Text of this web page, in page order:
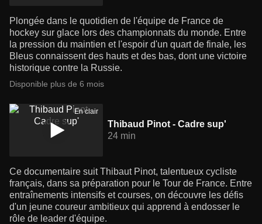
Plongée dans le quotidien de l'équipe de France de
hockey sur glace lors des championnats du monde. Entre
la pression du maintien et l'espoir d'un quart de finale, les
Bleus connaissent des hauts et des bas, dont une victoire
historique contre la Russie.
Disponible plus de 6 mois
En clair
Thibaud Pinot - Cadre sup'
24 min
Ce documentaire suit Thibaut Pinot, talentueux cycliste
français, dans sa préparation pour le Tour de France. Entre
entraînements intensifs et courses, on découvre les défis
d'un jeune coureur ambitieux qui apprend à endosser le
rôle de leader d'équipe.